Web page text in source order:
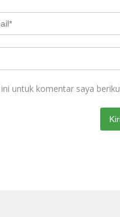
untuk komentar saya